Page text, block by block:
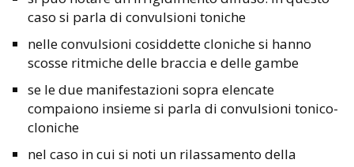
caso si parla di convulsioni toniche
nelle convulsioni cosiddette cloniche si hanno
scosse ritmiche delle braccia e delle gambe
se le due manifestazioni sopra elencate
compaiono insieme si parla di convulsioni tonico-
cloniche
nel caso in cui si noti un rilassamento della